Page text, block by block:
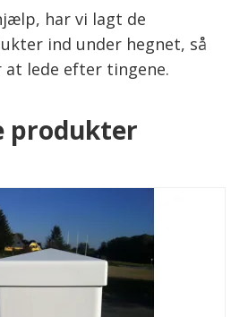
har vi lagt de
ind under hegnet, så
at lede efter tingene.
produkter